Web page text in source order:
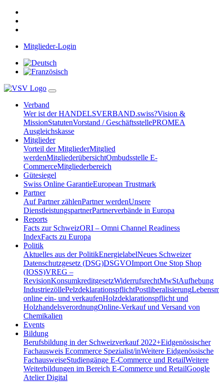
Mitglieder-Login
Verband
Wer ist der HANDELSVERBAND.swiss?Vision &
MissionStatutenVorstand / GeschäftsstellePROMEA
Ausgleichskasse
Mitglieder
Vorteil der MitgliederMitglied
werdenMitgliederübersichtOmbudsstelle E-
CommerceMitgliederbereich
Gütesiegel
Swiss Online GarantieEuropean Trustmark
Partner
Auf Partner zählenPartner werdenUnsere
DienstleistungspartnerPartnerverbände in Europa
Reports
Facts zur SchweizORI – Omni Channel Readiness
IndexFacts zu Europa
Politik
Aktuelles aus der PolitikEnergielabelNeues Schweizer
Datenschutzgesetz (DSG)DSGVOImport One Stop Shop
(IOSS)VREG –
RevisionKonsumkreditgesetzWiderrufsrechtMwStAufhebung
IndustriezöllePelzdeklarationspflichtPostliberalisierung
online ein- und verkaufenHolzdeklarationspflicht und
HolzhandelsverordnungOnline-Verkauf und Versand von
Chemikalien
Events
Bildung
Berufsbildung in der Schweizverkauf 2022+Eidgenössischer
Fachausweis Ecommerce Spezialist/inWeitere Eidgenössische
FachausweiseStudiengänge E-Commerce und RetailWeitere
Weiterbildungen im Bereich E-Commerce und RetailGoogle
Atelier Digital